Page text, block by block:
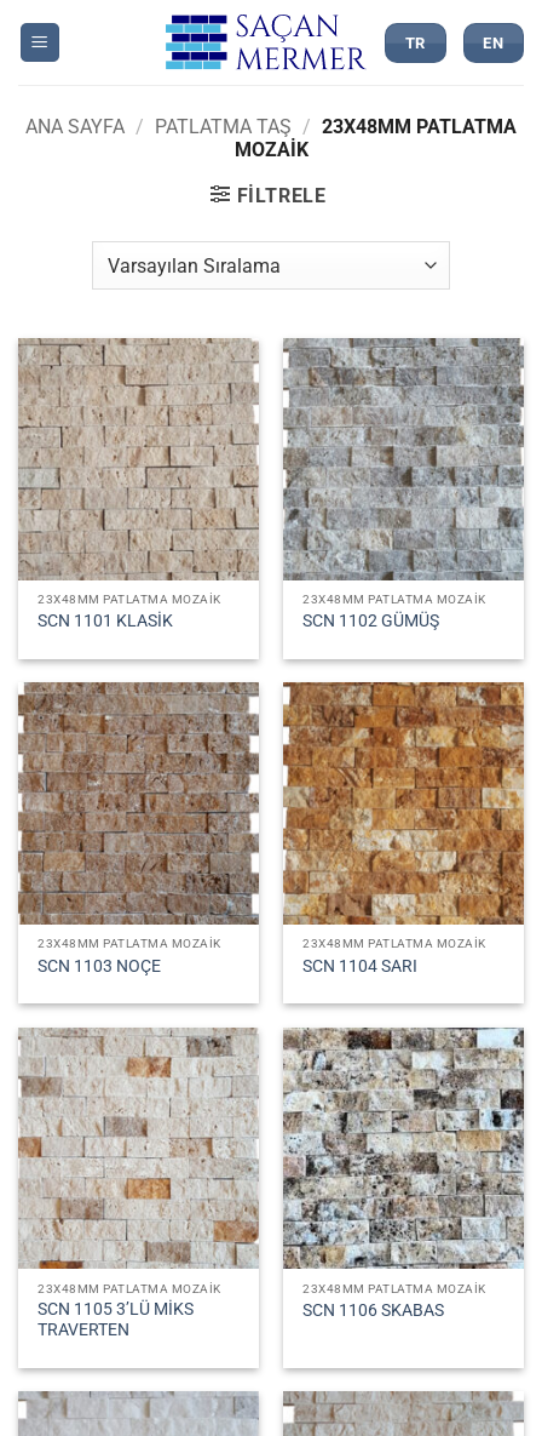
TR EN
ANA SAYFA / PATLATMA TAŞ / 23X48MM PATLATMA
MOZAIK
FILTRELE
23X48MM PATLATMA MOZAIK
SCN 1101 KLASİK
23X48MM PATLATMA MOZAIK
SCN 1102 GÜMÜŞ
23X48MM PATLATMA MOZAIK
SCN 1103 NOÇE
23X48MM PATLATMA MOZAIK
SCN 1104 SARI
23X48MM PATLATMA MOZAIK
SCN 1105 3’LÜ MİKS
TRAVERTEN
23X48MM PATLATMA MOZAIK
SCN 1106 SKABAS